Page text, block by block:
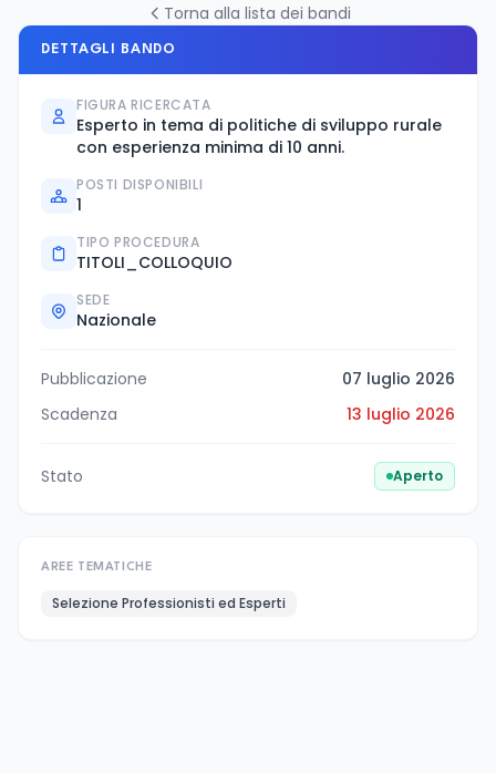
Torna alla lista dei bandi
DETTAGLI BANDO
FIGURA RICERCATA
Esperto in tema di politiche di sviluppo rurale
con esperienza minima di 10 anni.
POSTI DISPONIBILI
1
TIPO PROCEDURA
TITOLI_COLLOQUIO
SEDE
Nazionale
Pubblicazione
07 luglio 2026
Scadenza
13 luglio 2026
Stato Aperto
AREE TEMATICHE
Selezione Professionisti ed Esperti